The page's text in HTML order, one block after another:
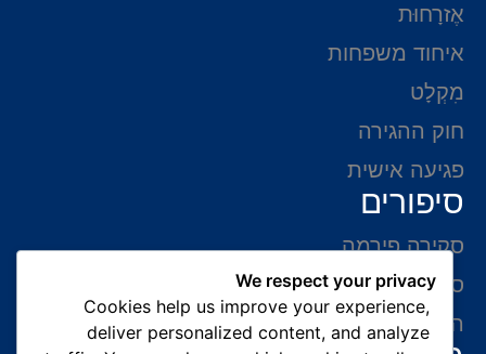
אֶזרָחוּת
איחוד משפחות
מִקְלָט
חוק ההגירה
פגיעה אישית
סיפורים
סקירה פירמה
סיפורי הצלחה
המלצות של לקוחות
We respect your privacy
Cookies help us improve your experience,
deliver personalized content, and analyze